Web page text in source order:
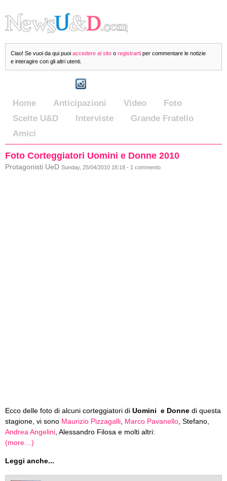
Ciao! Se vuoi da qui puoi accedere al sito o registrarti per commentare le notizie
e interagire con gli altri utenti.
Home Anticipazioni Video
Foto
Scelte U&D
Interviste
Grande Fratello
Amici
Foto Corteggiatori Uomini e Donne 2010
Protagonisti UeD Sunday, 25/04/2010 18:18 - 1 commento
Ecco delle foto di alcuni corteggiatori di Uomini e Donne di questa
stagione, vi sono Maurizio Pizzagalli Marco Pavanello , Stefano,
Andrea Angelini , Alessandro Filosa e molti altri:
(more…)
Leggi anche...